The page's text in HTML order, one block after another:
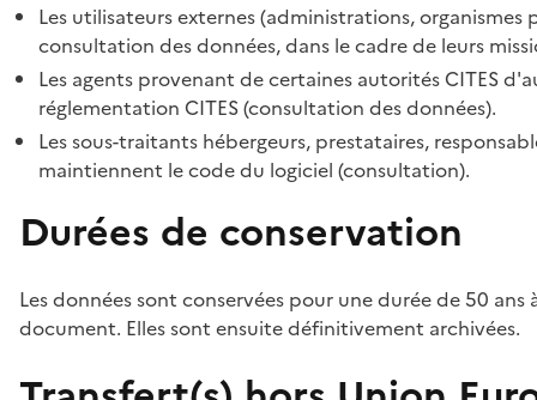
Les utilisateurs externes (administrations,
consultation des données, dans le cadre de leurs
Les agents provenant de certaines autorités CITES
réglementation CITES (consultation des données).
Les sous-traitants hébergeurs, prestataires,
maintiennent le code du logiciel (consultation).
Durées de conservation
Les données sont conservées pour une durée de 50
document. Elles sont ensuite définitivement archivées.